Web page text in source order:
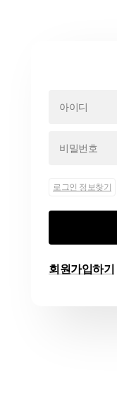
로그인 정보찾기
회원가입하기